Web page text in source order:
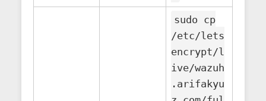
sudo cp
/etc/lets
encrypt/l
ive/wazuh
.arifakyu